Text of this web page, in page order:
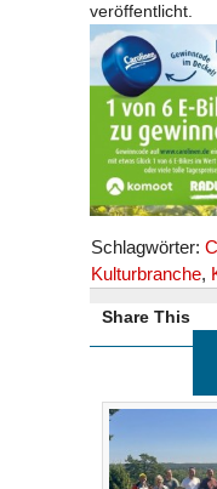
veröffentlicht.
Schlagwörter:
Kulturbranche,
Share This